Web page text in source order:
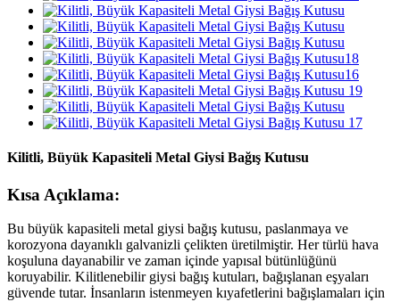
Kilitli, Büyük Kapasiteli Metal Giysi Bağış Kutusu
Kısa Açıklama:
Bu büyük kapasiteli metal giysi bağış kutusu, paslanmaya ve
korozyona dayanıklı galvanizli çelikten üretilmiştir. Her türlü hava
koşuluna dayanabilir ve zaman içinde yapısal bütünlüğünü
koruyabilir. Kilitlenebilir giysi bağış kutuları, bağışlanan eşyaları
güvende tutar. İnsanların istenmeyen kıyafetlerini bağışlamaları için